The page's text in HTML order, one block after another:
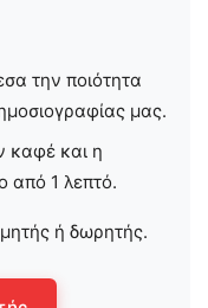
την ποιότητα
μας.
καφέ και η
από 1 λεπτό.
ή δωρητής.